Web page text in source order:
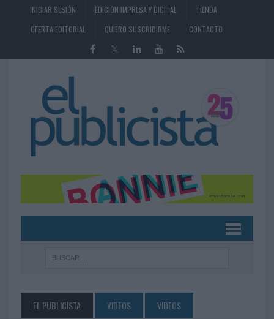
INICIAR SESIÓN EDICIÓN IMPRESA Y DIGITAL
TIENDA
OFERTA EDITORIAL
QUIERO SUSCRIBIRME CONTACTO
EL PUBLICISTA VIDEOS VIDEOS